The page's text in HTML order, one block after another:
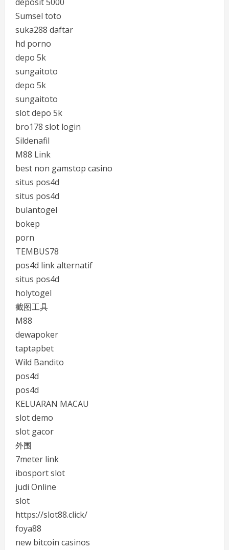
Sumsel toto
suka288 daftar
hd porno
depo 5k
sungaitoto
depo 5k
sungaitoto
slot depo 5k
bro178 slot login
Sildenafil
M88 Link
best non gamstop casino
situs pos4d
situs pos4d
bulantogel
bokep
porn
TEMBUS78
pos4d link alternatif
situs pos4d
holytogel
截图工具
M88
dewapoker
taptapbet
Wild Bandito
pos4d
pos4d
KELUARAN MACAU
slot demo
slot gacor
外围
7meter link
ibosport slot
judi Online
slot
https://slot88.click/
foya88
new bitcoin casinos